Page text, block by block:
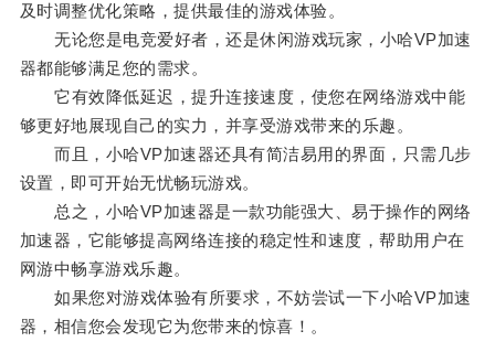
及时调整优化策略，提供最佳的游戏体验。
无论您是电竞爱好者，还是休闲游戏玩家，小哈VP加速
器都能够满足您的需求。
它有效降低延迟，提升连接速度，使您在网络游戏中能
够更好地展现自己的实力，并享受游戏带来的乐趣。
而且，小哈VP加速器还具有简洁易用的界面，只需几步
设置，即可开始无忧畅玩游戏。
总之，小哈VP加速器是一款功能强大、易于操作的网络
加速器，它能够提高网络连接的稳定性和速度，帮助用户在
网游中畅享游戏乐趣。
如果您对游戏体验有所要求，不妨尝试一下小哈VP加速
器，相信您会发现它为您带来的惊喜！。